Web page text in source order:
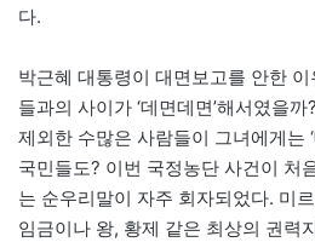
다.
박근혜 대통령이 대면보고를 안한
들과의 사이가 ‘데면데면’해서였을
제외한 수많은 사람들이 그녀에게는
국민들도? 이번 국정농단 사건이 처
는 순우리말이 자주 회자되었다. 미
임금이나 왕, 황제 같은 최상의 권력